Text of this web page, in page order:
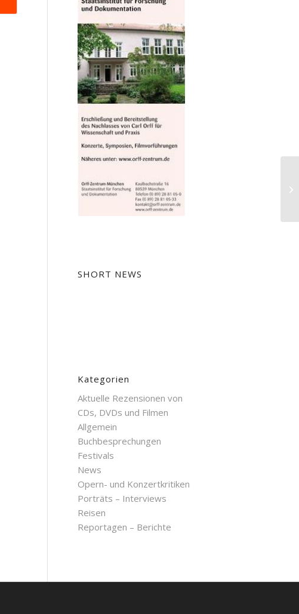
SHORT NEWS
Kategorien
Aktuelle Rezensionen von
CDs, DVDs und Filmen
Allgemein
Buchbesprechungen
Festivals
News
Opern- und Konzertkritiken
Porträts – Interviews
Reisen
Reportagen – Berichte